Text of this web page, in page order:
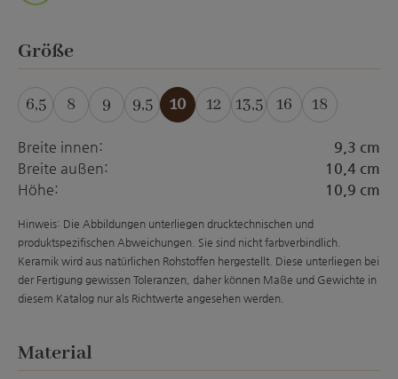
Größeauswählen
6,5 8
(Diese Option ist zurzeit nicht verfügbar.)
9
(Diese Option ist zurzeit nicht
9,5
(Diese Option ist zurzeit nicht
10 12
(Diese Option ist
13,5
(Diese Option ist
16
(Diese Option
18
(Diese
Breite innen:
9,3 cm
Breite außen:
10,4 cm
Höhe:
10,9 cm
Hinweis: Die Abbildungen unterliegen drucktechnischen und
produktspezifischen Abweichungen. Sie sind nicht farbverbindlich.
Keramik wird aus natürlichen Rohstoffen hergestellt. Diese unterliegen bei
der Fertigung gewissen Toleranzen, daher können Maße und Gewichte in
diesem Katalog nur als Richtwerte angesehen werden.
Materialauswählen